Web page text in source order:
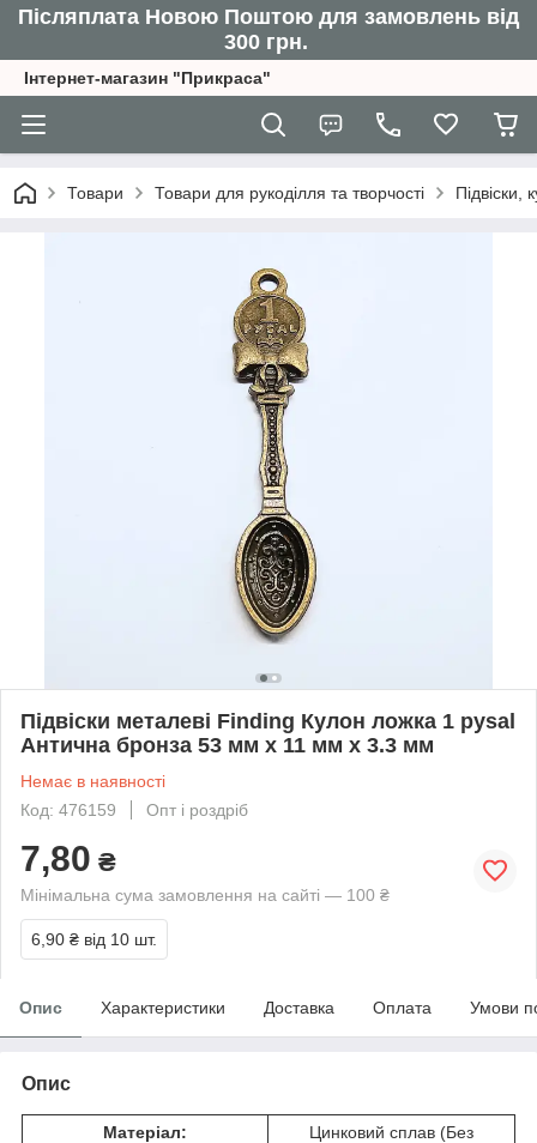
Післяплата Новою Поштою для замовлень від
300 грн.
Інтернет-магазин "Прикраса"
Товари Товари для рукоділля та творчості
Підвіски металеві Finding Кулон ложка 1 pysal
Антична бронза 53 мм x 11 мм x 3.3 мм
Немає в наявності
Код: 476159
Опт і роздріб
7,80 ₴
Мінімальна сума замовлення на сайті — 100 ₴
6,90 ₴ від 10 шт.
Опис Характеристики Доставка Оплата Умови
Опис
Матеріал:
Цинковий сплав (Без